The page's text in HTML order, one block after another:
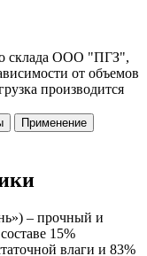
склада ООО "ПГЗ",
от объемов
производится
Применение
– прочный и
15%
влаги и 83%